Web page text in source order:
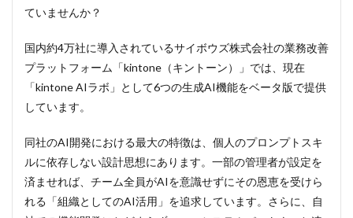
ていませんか？
国内約4万社に導入されているサイボウズ株式会社の業務改善
プラットフォーム「kintone（キントーン）」では、現在
「kintone AIラボ」として6つの生成AI機能をベータ版で提供
しています。
同社のAI開発における最大の特徴は、個人のプロンプトスキ
ルに依存しない設計思想にあります。一部の管理者が設定を
済ませれば、チーム全員がAIを意識せずにその恩恵を受けら
れる「組織としてのAI活用」を追求しています。さらに、自